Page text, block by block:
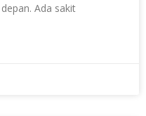
Ada sakit